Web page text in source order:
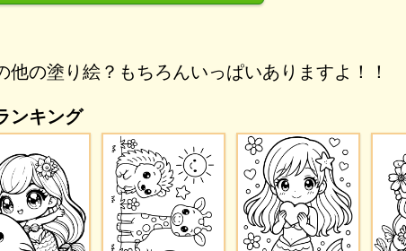
他の塗り絵？もちろんいっぱいありますよ！！
ンキング